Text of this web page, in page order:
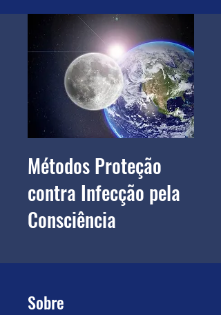
Métodos Proteção
contra Infecção pela
Consciência
Sobre